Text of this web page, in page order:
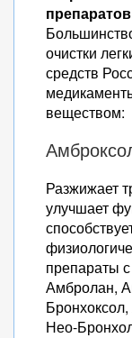
очистки
средств
веществом:
Разжижает
улучшает
препараты
Амбролан,
Нео-